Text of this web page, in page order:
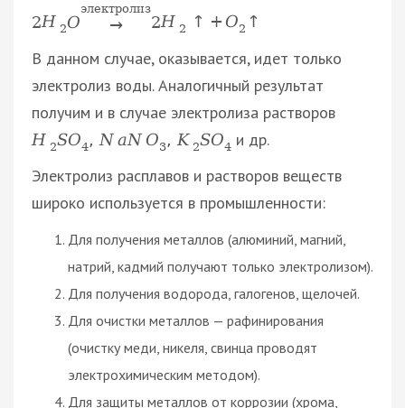
2H 2O
электролиз
→ 2H 2 ↑ +O2 ↑
В данном случае, оказывается, идет только
электролиз воды. Аналогичный результат
получим и в случае электролиза растворов
H 2SO4, N aN O3, K 2SO4 и др.
Электролиз расплавов и растворов веществ
широко используется в промышленности:
Для получения металлов (алюминий, магний,
натрий, кадмий получают только электролизом).
Для получения водорода, галогенов, щелочей.
Для очистки металлов — рафинирования
(очистку меди, никеля, свинца проводят
электрохимическим методом).
Для защиты металлов от коррозии (хрома,